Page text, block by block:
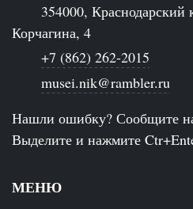
354000, Краснодарский
Корчагина, 4
+7 (862) 262-2015
musei.nik@rambler.ru
Нашли ошибку? Сообщите
Выделите и нажмите
МЕНЮ